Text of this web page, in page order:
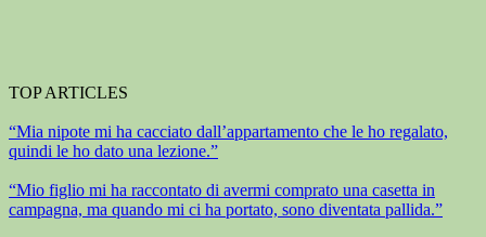
TOP ARTICLES
“Mia nipote mi ha cacciato dall’appartamento che le ho regalato,
quindi le ho dato una lezione.”
“Mio figlio mi ha raccontato di avermi comprato una casetta in
campagna, ma quando mi ci ha portato, sono diventata pallida.”